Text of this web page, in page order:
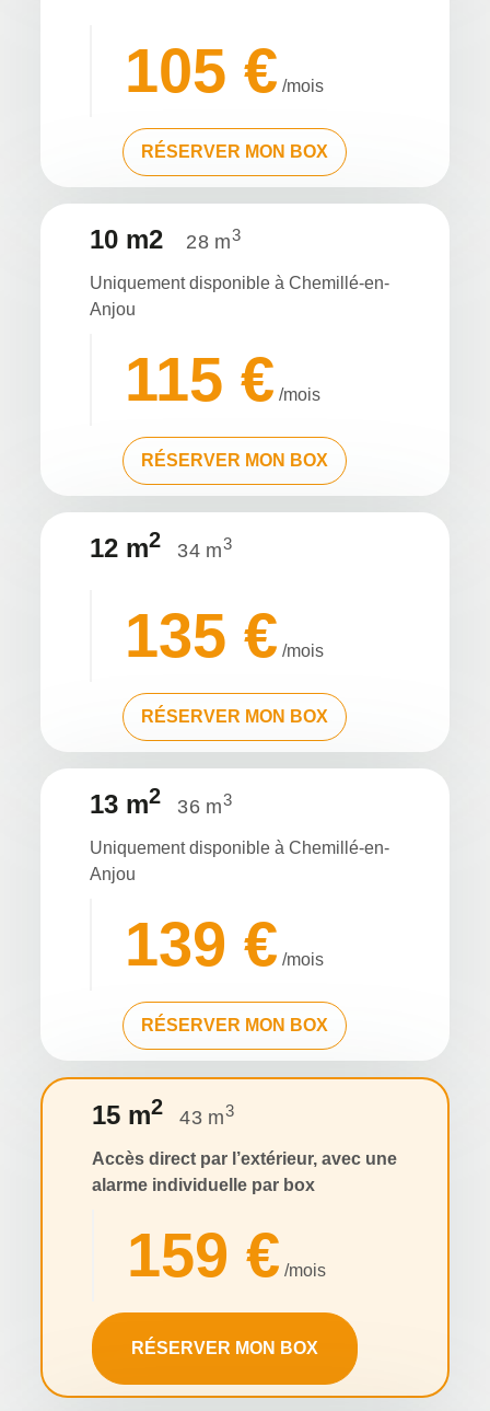
105 € /mois
RÉSERVER MON BOX
10 m2 28 m3
Uniquement disponible à Chemillé-en-
Anjou
115 € /mois
RÉSERVER MON BOX
12 m2 34 m3
135 € /mois
RÉSERVER MON BOX
13 m2 36 m3
Uniquement disponible à Chemillé-en-
Anjou
139 € /mois
RÉSERVER MON BOX
15 m2 43 m3
Accèsdirect par l’extérieur, avec une
alarme individuelle par box
159 € /mois
RÉSERVER MON BOX